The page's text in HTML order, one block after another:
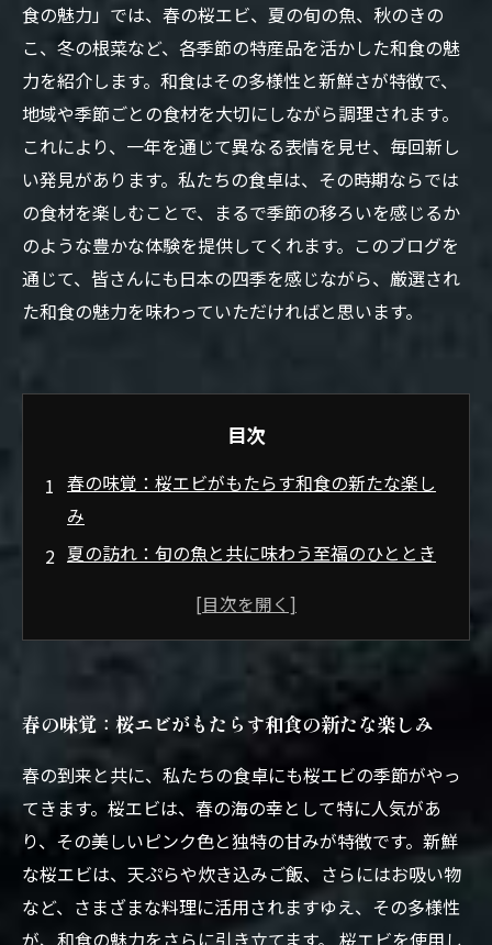
食の魅力」では、春の桜エビ、夏の旬の魚、秋のきの
こ、冬の根菜など、各季節の特産品を活かした和食の魅
力を紹介します。和食はその多様性と新鮮さが特徴で、
地域や季節ごとの食材を大切にしながら調理されます。
これにより、一年を通じて異なる表情を見せ、毎回新し
い発見があります。私たちの食卓は、その時期ならでは
の食材を楽しむことで、まるで季節の移ろいを感じるか
のような豊かな体験を提供してくれます。このブログを
通じて、皆さんにも日本の四季を感じながら、厳選され
た和食の魅力を味わっていただければと思います。
目次
春の味覚：桜エビがもたらす和食の新たな楽し
み
夏の訪れ：旬の魚と共に味わう至福のひととき
秋の恵み：きのこが織りなす深い味わい
四季折々の和食：新鮮な食材を楽しむ食卓の変
和食の多様性：地域ごとの特色を感じる食文化
季節を味わう：日本の食文化で心豊かなライフ
スタイル
春の味覚：桜エビがもたらす和食の新たな楽しみ
春の到来と共に、私たちの食卓にも桜エビの季節がやっ
てきます。桜エビは、春の海の幸として特に人気があ
り、その美しいピンク色と独特の甘みが特徴です。新鮮
な桜エビは、天ぷらや炊き込みご飯、さらにはお吸い物
など、さまざまな料理に活用されますゆえ、その多様性
が、和食の魅力をさらに引き立てます。 桜エビを使用し